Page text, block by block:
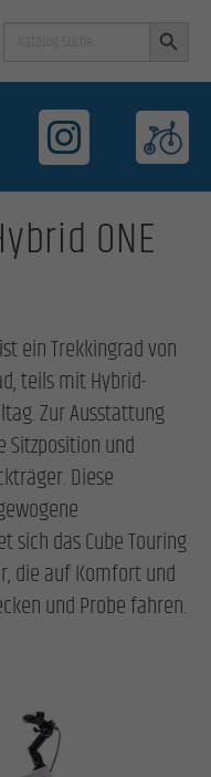
ONE
ein Trekkingrad von
teils mit Hybrid-
Zur Ausstattung
Sitzposition und
Diese
sich das Cube Touring
die auf Komfort und
und Probe fahren.